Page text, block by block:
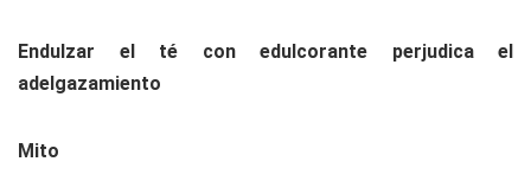
Endulzar el té con edulcorante perjudica el
adelgazamiento
Mito